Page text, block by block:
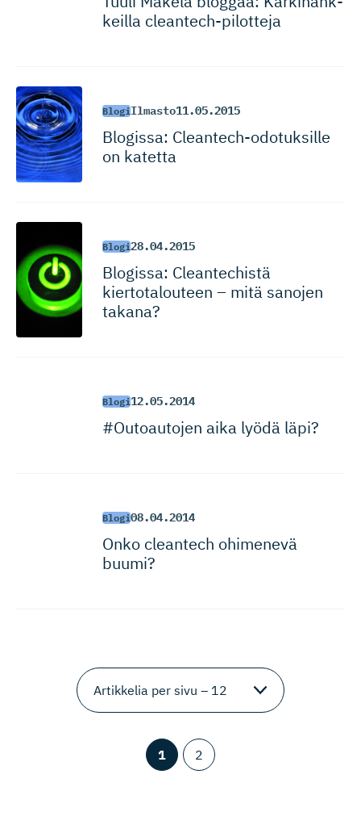
keilla cleantech-pi­lotteja
BlogiIlmasto11.05.2015
Blogissa: Cleantech-odo­tuksille
on katetta
Blogi28.04.2015
Blogissa: Cleantechistä
kiertotalouteen – mitä sanojen
takana?
Blogi12.05.2014
#Outoautojen aika lyödä läpi?
Blogi08.04.2014
Onko cleantech ohimenevä
buumi?
1 2